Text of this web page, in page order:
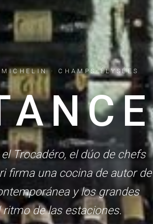
· CHAMPS-ÉLYSÉES
Trocadéro, el dúo de chefs
firma una cocina de autor de
y los grandes
de las estaciones.